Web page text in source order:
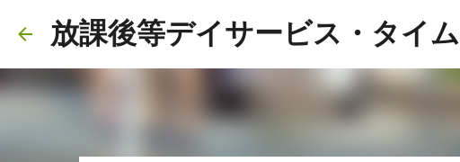
放課後等デイサービス・タイ